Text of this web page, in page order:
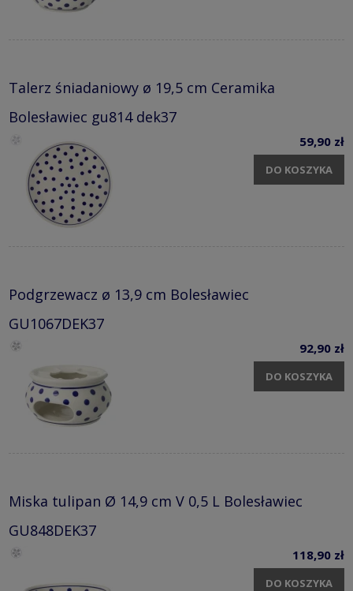
Talerz śniadaniowy ø 19,5 cm Ceramika
Bolesławiec gu814 dek37
59,90 zł
DO KOSZYKA
Podgrzewacz ø 13,9 cm Bolesławiec
GU1067DEK37
92,90 zł
DO KOSZYKA
Miska tulipan Ø 14,9 cm V 0,5 L Bolesławiec
GU848DEK37
118,90 zł
DO KOSZYKA